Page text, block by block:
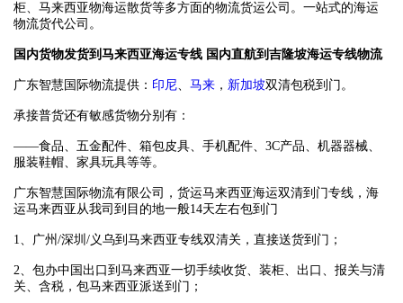
柜、马来西亚物海运散货等多方面的物流货运公司。一站式的海运
物流货代公司。
国内货物发货到马来西亚海运专线 国内直航到吉隆坡海运专线物流
广东智慧国际物流提供： 印尼、 马来 ， 新加坡双清包税到门。
承接普货还有敏感货物分别有：
——食品、五金配件、箱包皮具、手机配件、3C产品、机器器械、
服装鞋帽、家具玩具等等。
广东智慧国际物流有限公司，货运马来西亚海运双清到门专线，海
运马来西亚从我司到目的地一般14天左右包到门
1、广州/深圳/义乌到马来西亚专线双清关，直接送货到门；
2、包办中国出口到马来西亚一切手续收货、装柜、出口、报关与清
关、含税，包马来西亚派送到门；